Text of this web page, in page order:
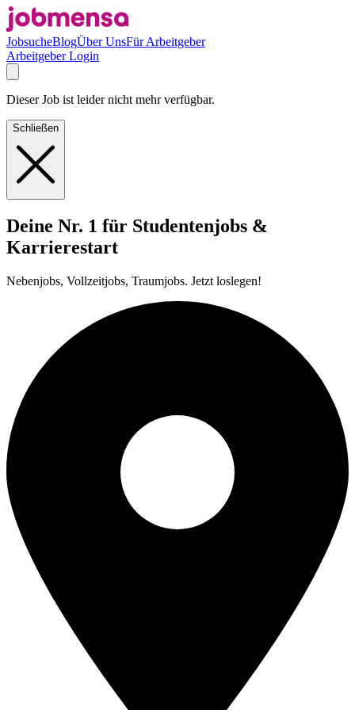
JobsucheBlogÜber UnsFür Arbeitgeber
Arbeitgeber Login
Dieser Job ist leider nicht mehr verfügbar.
Schließen
Deine Nr. 1 für Studentenjobs &
Karrierestart
Nebenjobs, Vollzeitjobs, Traumjobs. Jetzt loslegen!